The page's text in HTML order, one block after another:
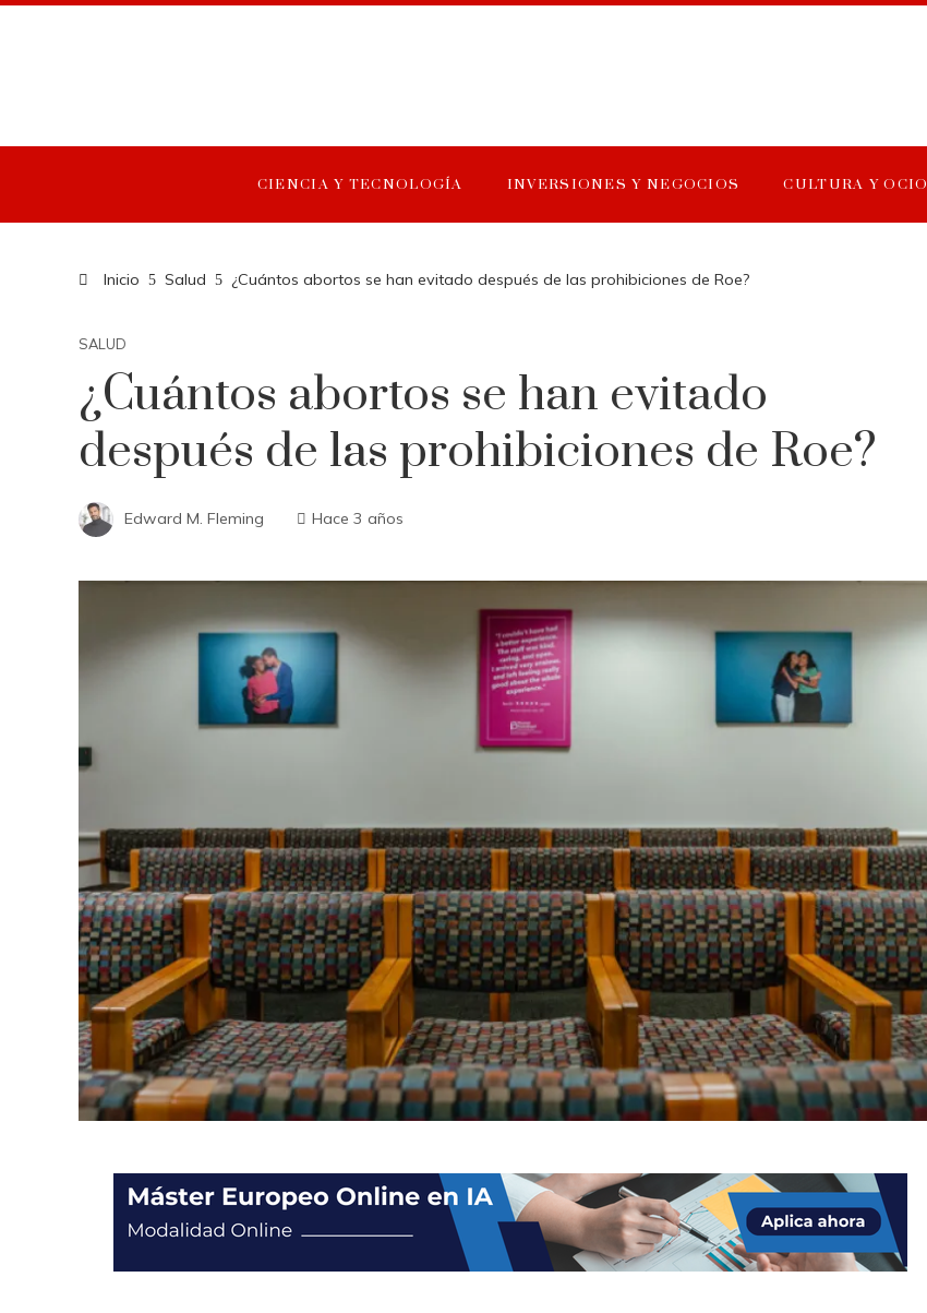
CIENCIA Y TECNOLOGÍA INVERSIONES Y NEGOCIOS CULTURA Y OCIO
Inicio Salud ¿Cuántos abortos se han evitado después de las prohibiciones de Roe?
SALUD
¿Cuántos abortos se han evitado
después de las prohibiciones de Roe?
Edward M. Fleming Hace 3 años